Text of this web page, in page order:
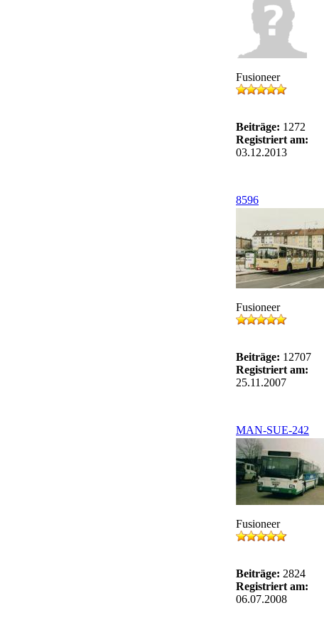
Fusioneer
Beiträge: 1272
Registriert am:
03.12.2013
8596
Fusioneer
Beiträge: 12707
Registriert am:
25.11.2007
MAN-SUE-242
Fusioneer
Beiträge: 2824
Registriert am:
06.07.2008